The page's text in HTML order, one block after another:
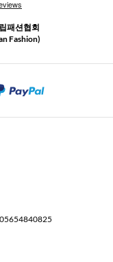
패션협회
Fashion)